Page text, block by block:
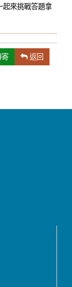
起來挑戰答題拿
視窗） 返回